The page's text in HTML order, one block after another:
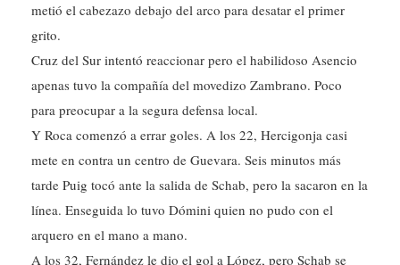
grito.
Cruz del Sur intentó reaccionar pero el habilidoso Asencio
apenas tuvo la compañía del movedizo Zambrano. Poco
para preocupar a la segura defensa local.
Y Roca comenzó a errar goles. A los 22, Hercigonja casi
mete en contra un centro de Guevara. Seis minutos más
tarde Puig tocó ante la salida de Schab, pero la sacaron en la
línea. Enseguida lo tuvo Dómini quien no pudo con el
arquero en el mano a mano.
A los 32, Fernández le dio el gol a López, pero Schab se